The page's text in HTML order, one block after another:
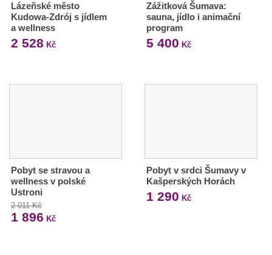
Lázeňské město
Kudowa-Zdrój s jídlem
a wellness
2 528 Kč
Zážitková Šumava:
sauna, jídlo i animační
program
5 400 Kč
Pobyt se stravou a
wellness v polské
Ustroni
2 011 Kč
1 896 Kč
Pobyt v srdci Šumavy v
Kašperských Horách
1 290 Kč